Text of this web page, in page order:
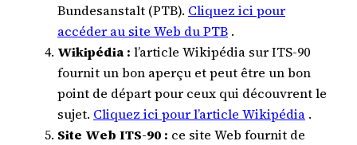
Bundesanstalt (PTB). Cliquez ici pour
accéder au site Web du PTB .
Wikipédia : l’article Wikipédia sur ITS-90
fournit un bon aperçu et peut être un bon
point de départ pour ceux qui découvrent le
sujet. Cliquez ici pour l’article Wikipédia .
Site Web ITS-90 : ce site Web fournit de